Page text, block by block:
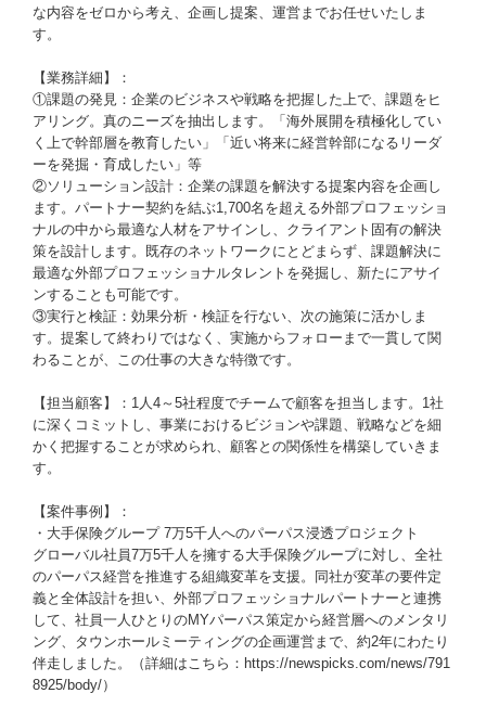
な内容をゼロから考え、企画し提案、運営までお任せいたしま
す。
【業務詳細】：
①課題の発見：企業のビジネスや戦略を把握した上で、課題をヒ
アリング。真のニーズを抽出します。「海外展開を積極化してい
く上で幹部層を教育したい」「近い将来に経営幹部になるリーダ
ーを発掘・育成したい」等
②ソリューション設計：企業の課題を解決する提案内容を企画し
ます。パートナー契約を結ぶ1,700名を超える外部プロフェッショ
ナルの中から最適な人材をアサインし、クライアント固有の解決
策を設計します。既存のネットワークにとどまらず、課題解決に
最適な外部プロフェッショナルタレントを発掘し、新たにアサイ
ンすることも可能です。
③実行と検証：効果分析・検証を行ない、次の施策に活かしま
す。提案して終わりではなく、実施からフォローまで一貫して関
わることが、この仕事の大きな特徴です。
【担当顧客】：1人4～5社程度でチームで顧客を担当します。1社
に深くコミットし、事業におけるビジョンや課題、戦略などを細
かく把握することが求められ、顧客との関係性を構築していきま
す。
【案件事例】：
・大手保険グループ 7万5千人へのパーパス浸透プロジェクト
グローバル社員7万5千人を擁する大手保険グループに対し、全社
のパーパス経営を推進する組織変革を支援。同社が変革の要件定
義と全体設計を担い、外部プロフェッショナルパートナーと連携
して、社員一人ひとりのMYパーパス策定から経営層へのメンタリ
ング、タウンホールミーティングの企画運営まで、約2年にわたり
伴走しました。（詳細はこちら：https://newspicks.com/news/791
8925/body/）